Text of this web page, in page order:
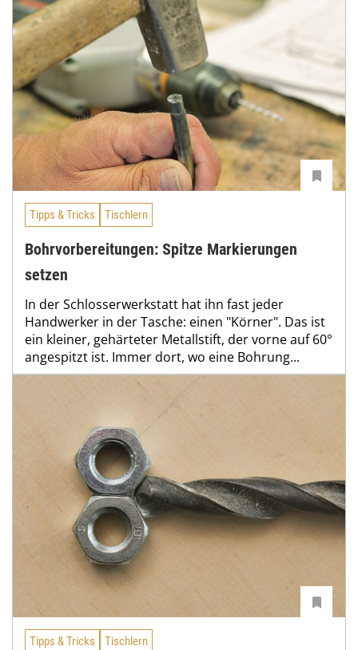
Tipps & Tricks Tischlern
Bohrvorbereitungen: Spitze Markierungen
setzen
In der Schlosserwerkstatt hat ihn fast jeder
Handwerker in der Tasche: einen "Körner". Das ist
ein kleiner, gehärteter Metallstift, der vorne auf 60°
angespitzt ist. Immer dort, wo eine Bohrung...
Tipps & Tricks Tischlern